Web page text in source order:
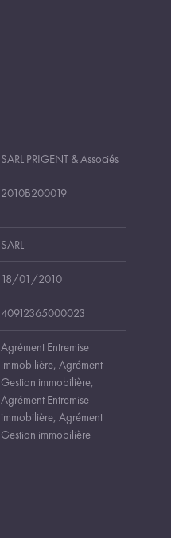
SARL PRIGENT & Associés
2010B200019
SARL
18/01/2010
40912365000023
Agrément Entremise
immobilière, Agrément
Gestion immobilière,
Agrément Entremise
immobilière, Agrément
Gestion immobilière